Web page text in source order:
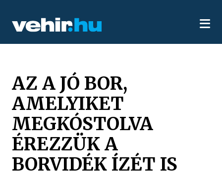
AZ A JÓ BOR,
AMELYIKET
MEGKÓSTOLVA
ÉREZZÜK A
BORVIDÉK ÍZÉT IS